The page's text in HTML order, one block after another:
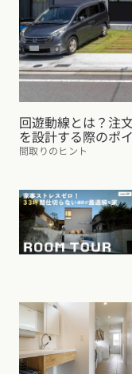
回遊動線とは？注
を設計する際のポ
間取りのヒント